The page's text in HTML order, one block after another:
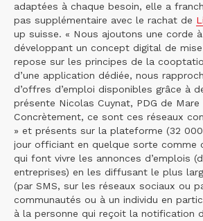
adaptées à chaque besoin, elle a
pas supplémentaire avec le rachat de
up suisse. « Nous ajoutons une corde
développant un concept digital de
repose sur les principes de la
d’une application dédiée, nous
d’offres d’emploi disponibles grâce à
présente Nicolas Cuynat, PDG de
Concrètement, ce sont ces réseaux
» et présents sur la plateforme (32
jour officiant en quelque sorte comme
qui font vivre les annonces d’emplois
entreprises) en les diffusant le plus
(par SMS, sur les réseaux sociaux ou
communautés ou à un individu en
à la personne qui reçoit la notification